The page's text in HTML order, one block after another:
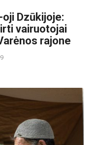
Dzūkijoje:
vairuotojai
rajone